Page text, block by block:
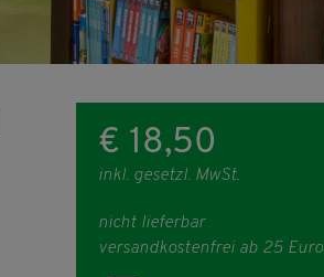
€ 18,50
inkl. gesetzl. MwSt.
nicht lieferbar
versandkostenfrei ab 25 Euro